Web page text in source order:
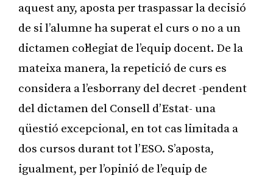
aquest any, aposta per traspassar la decisió
de si l’alumne ha superat el curs o no a un
dictamen col·legiat de l’equip docent. De la
mateixa manera, la repetició de curs es
considera a l’esborrany del decret -pendent
del dictamen del Consell d’Estat- una
qüestió excepcional, en tot cas limitada a
dos cursos durant tot l’ESO. S’aposta,
igualment, per l’opinió de l’equip de